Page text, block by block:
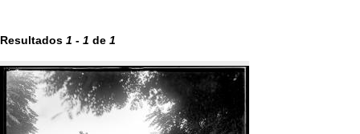
Resultados 1 - 1 de 1